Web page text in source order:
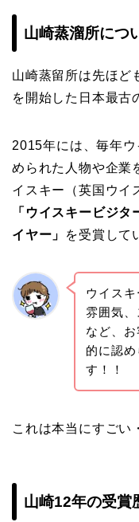
山崎蒸溜所につ
山崎蒸留所は先ほど
を開始した日本最古
2015年には、毎年
められた人物や企業
イスキー（英国ウイ
「ウイスキービジタ
イヤー」
を受賞して
ウイス
雰囲気
など、
的に認
す！！
これは本当にすごい
山崎12年の受賞